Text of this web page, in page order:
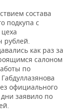
состава
подкупа с
рублей.
как раз за
салоном
по
официального
заявило по